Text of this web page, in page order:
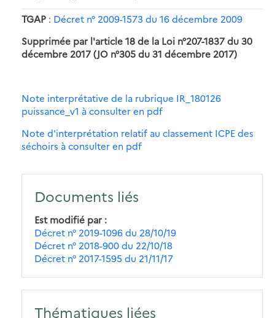
TGAP : Décret n° 2009-1573 du 16 décembre 2009
Supprimée par l'article 18 de la Loi n°207-1837 du 30
décembre 2017 (JO n°305 du 31 décembre 2017)
Note interprétative de la rubrique IR_180126
puissance_v1 à consulter en pdf
Note d'interprétation relatif au classement ICPE des
séchoirs à consulter en pdf
Documents liés
Est modifié par
Décret n° 2019-1096 du 28/10/19
Décret n° 2018-900 du 22/10/18
Décret n° 2017-1595 du 21/11/17
Thématiques liées